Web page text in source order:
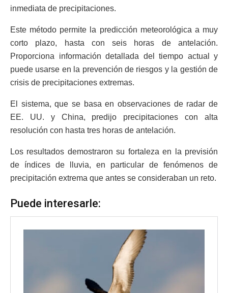
inmediata de precipitaciones.
Este método permite la predicción meteorológica a muy
corto plazo, hasta con seis horas de antelación.
Proporciona información detallada del tiempo actual y
puede usarse en la prevención de riesgos y la gestión de
crisis de precipitaciones extremas.
El sistema, que se basa en observaciones de radar de
EE. UU. y China, predijo precipitaciones con alta
resolución con hasta tres horas de antelación.
Los resultados demostraron su fortaleza en la previsión
de índices de lluvia, en particular de fenómenos de
precipitación extrema que antes se consideraban un reto.
Puede interesarle: